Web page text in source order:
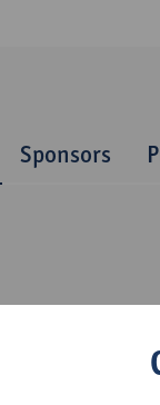
Sponsors